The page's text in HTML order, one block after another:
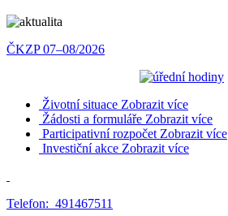
ČKZP 07–08/2026
Životní situace Zobrazit více
Žádosti a formuláře Zobrazit více
Participativní rozpočet Zobrazit více
Investiční akce Zobrazit více
Telefon: 491467511